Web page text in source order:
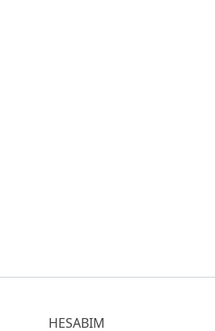
HESABIM